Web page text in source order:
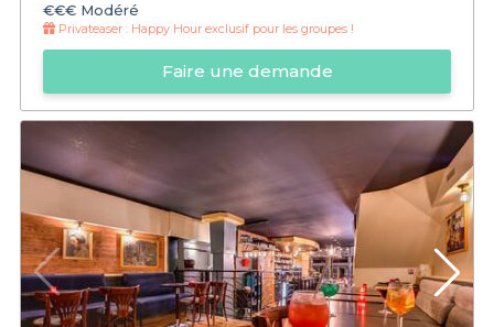
€€€ Modéré
Privateaser : Happy Hour exclusif pour les groupes !
Faire une demande